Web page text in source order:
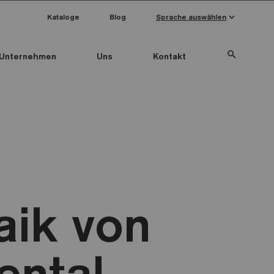
Unternehmen Uns Kontakt search
Kataloge Blog Sprache auswählen keyboard_arrow_down
von